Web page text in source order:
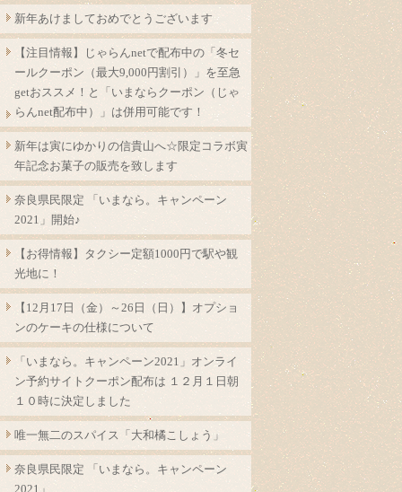
新年あけましておめでとうございます
【注目情報】じゃらんnetで配布中の「冬セ
ールクーポン（最大9,000円割引）」を至急
getおススメ！と「いまならクーポン（じゃ
らんnet配布中）」は併用可能です！
新年は寅にゆかりの信貴山へ☆限定コラボ寅
年記念お菓子の販売を致します
奈良県民限定 「いまなら。キャンペーン
2021」開始♪
【お得情報】タクシー定額1000円で駅や観
光地に！
【12月17日（金）～26日（日）】オプショ
ンのケーキの仕様について
「いまなら。キャンペーン2021」オンライ
ン予約サイトクーポン配布は １２月１日朝
１０時に決定しました
唯一無二のスパイス「大和橘こしょう」
奈良県民限定 「いまなら。キャンペーン
2021」